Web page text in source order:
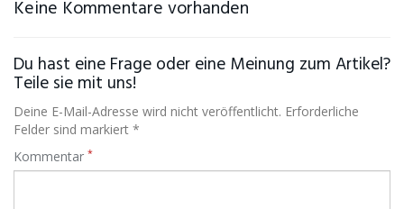
Keine Kommentare vorhanden
Du hast eine Frage oder eine Meinung zum Artikel?
Teile sie mit uns!
Deine E-Mail-Adresse wird nicht veröffentlicht. Erforderliche
Felder sind markiert *
Kommentar *